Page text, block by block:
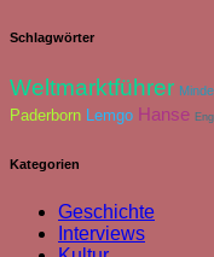
Schlagwörter
Weltmarktführer
Paderborn Lemgo Hanse
Kategorien
Geschichte
Interviews